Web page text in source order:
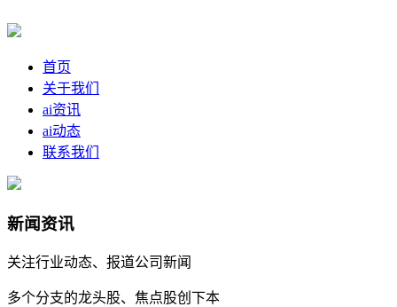
首页
关于我们
ai资讯
ai动态
联系我们
新闻资讯
关注行业动态、报道公司新闻
多个分支的龙头股、焦点股创下本